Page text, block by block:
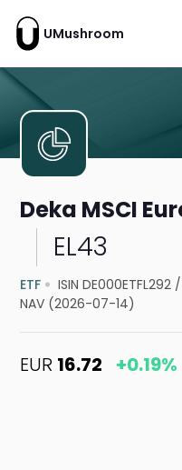
UMushroom
Deka MSCI
EL43
ETF ISIN DE000ETFL292
NAV (2026-07-14)
EUR 16.72 +0.19%